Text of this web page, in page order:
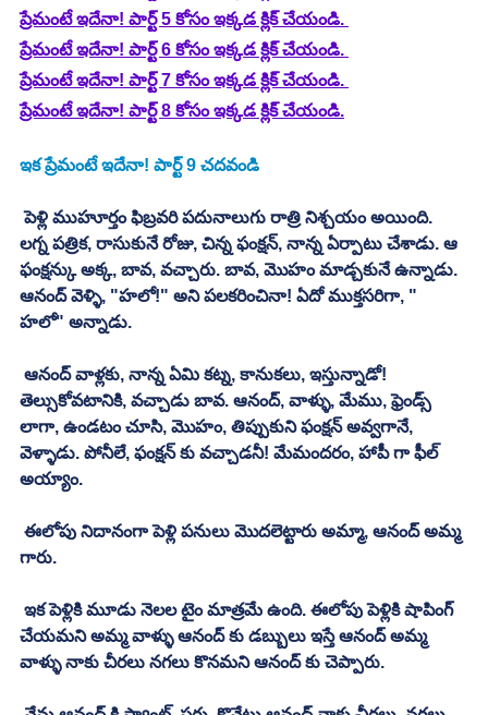
ప్రేమంటే ఇదేనా! పార్ట్ 5 కోసం ఇక్కడ క్లిక్ చేయండి.
ప్రేమంటే ఇదేనా! పార్ట్ 6 కోసం ఇక్కడ క్లిక్ చేయండి.
ప్రేమంటే ఇదేనా! పార్ట్ 7 కోసం ఇక్కడ క్లిక్ చేయండి.
ప్రేమంటే ఇదేనా! పార్ట్ 8 కోసం ఇక్కడ క్లిక్ చేయండి.
ఇక ప్రేమంటే ఇదేనా! పార్ట్ 9 చదవండి
పెళ్లి ముహూర్తం ఫిబ్రవరి పదునాలుగు రాత్రి నిశ్చయం అయింది.
లగ్న పత్రిక, రాసుకునే రోజు, చిన్న ఫంక్షన్, నాన్న ఏర్పాటు చేశాడు. ఆ
ఫంక్షన్కు అక్క, బావ, వచ్చారు. బావ, మొహం మాడ్చకునే ఉన్నాడు.
ఆనంద్ వెళ్ళి, "హలో!" అని పలకరించినా! ఏదో ముక్తసరిగా, "
హలో" అన్నాడు.
తెల్సుకోవటానికి, వచ్చాడు బావ. ఆనంద్, వాళ్ళు, మేము, ఫ్రెండ్స్
లాగా, ఉండటం చూసి, మొహం, తిప్పుకుని ఫంక్షన్ అవ్వగానే,
వెళ్ళాడు. పోనీలే, ఫంక్షన్ కు వచ్చాడనీ! మేమందరం, హాపీ గా ఫీల్
అయ్యాం.
గారు.
చేయమని అమ్మ వాళ్ళు ఆనంద్ కు డబ్బులు ఇస్తే ఆనంద్ అమ్మ
వాళ్ళు నాకు చీరలు నగలు కొనమని ఆనంద్ కు చెప్పారు.